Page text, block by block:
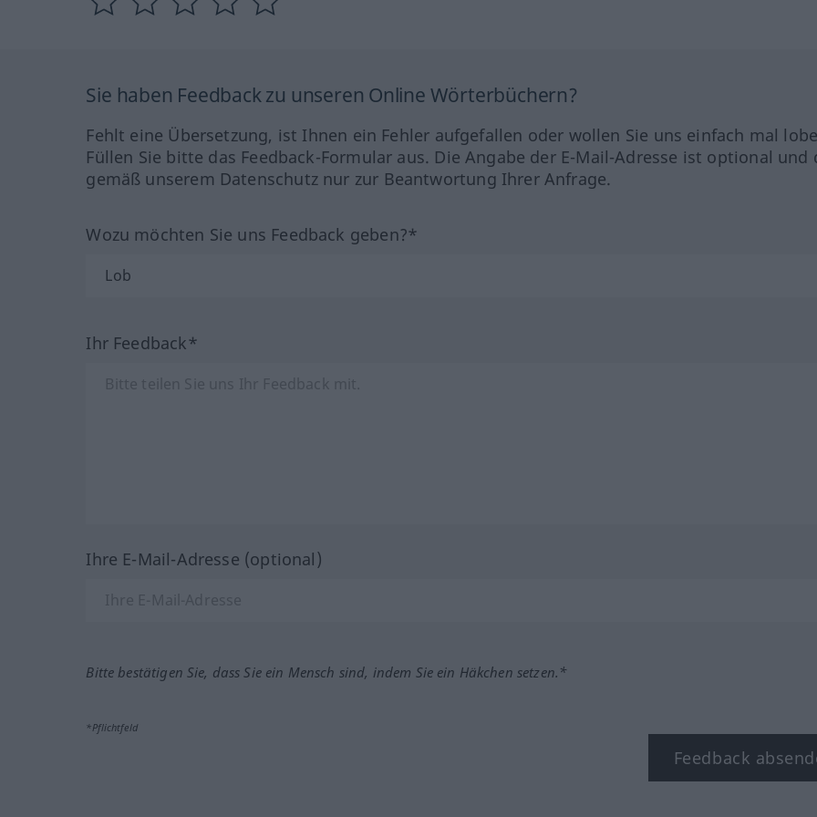
Sie haben Feedback zu unseren Online Wörterbüchern?
Fehlt eine Übersetzung, ist Ihnen ein Fehler aufgefallen oder wollen Sie uns einfach mal
Füllen Sie bitte das Feedback-Formular aus. Die Angabe der E-Mail-Adresse ist optional und
gemäß unserem Datenschutz nur zur Beantwortung Ihrer Anfrage.
Wozu möchten Sie uns Feedback geben?*
Ihr Feedback*
Ihre E-Mail-Adresse (optional)
Bitte bestätigen Sie, dass Sie ein Mensch sind, indem Sie ein Häkchen setzen.*
*Pflichtfeld
Feedback